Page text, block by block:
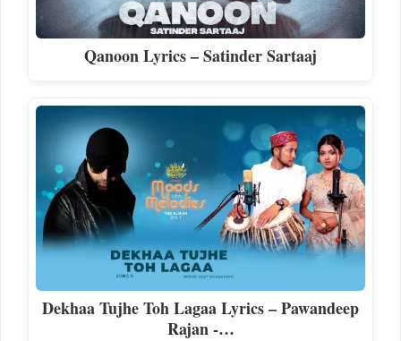
Qanoon Lyrics – Satinder Sartaaj
Dekhaa Tujhe Toh Lagaa Lyrics – Pawandeep
Rajan -…